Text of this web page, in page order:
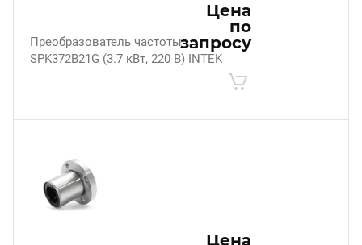
Преобразователь частоты
SPK372B21G (3.7 кВт, 220 В) INTEK
Цена
по
запросу
Цена